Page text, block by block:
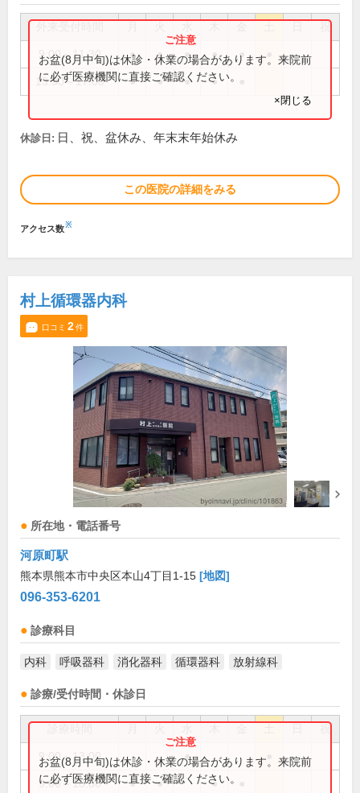
祝
9:00～11:30 ● ● ● ● ●
13:30～17:00 ● ● ● ●
お盆(8月中旬)は休診・休業の場合があります。来院前
に必ず医療機関に直接ご確認ください。
×閉じる
休診日: 日、祝、盆休み、年末末年始休み
この医院の詳細をみる
アクセス数※
村上循環器内科
口コミ 2件
所在地・電話番号
河原町駅
熊本県熊本市中央区本山4丁目1-15 [地図]
096-353-6201
診療科目
内科 呼吸器科 消化器科 循環器科 放射線科
診療/受付時間・休診日
祝
9:00～13:00 ●
9:00～18:30 ● ● ●
お盆(8月中旬)は休診・休業の場合があります。来院前
に必ず医療機関に直接ご確認ください。